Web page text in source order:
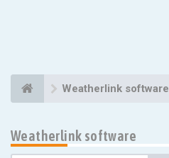
Weatherlink software
Weatherlink software